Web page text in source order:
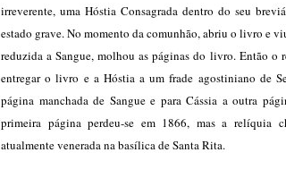
irreverente, uma Hóstia Consagrada dentro do seu
estado grave. No momento da comunhão, abriu o livro e
reduzida a Sangue, molhou as páginas do livro. Então o
entregar o livro e a Hóstia a um frade agostiniano de
página manchada de Sangue e para Cássia a outra
primeira página perdeu-se em 1866, mas a relíquia
atualmente venerada na basílica de Santa Rita.